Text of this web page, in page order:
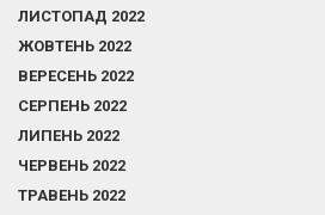
ЛИСТОПАД 2022
ЖОВТЕНЬ 2022
ВЕРЕСЕНЬ 2022
СЕРПЕНЬ 2022
ЛИПЕНЬ 2022
ЧЕРВЕНЬ 2022
ТРАВЕНЬ 2022